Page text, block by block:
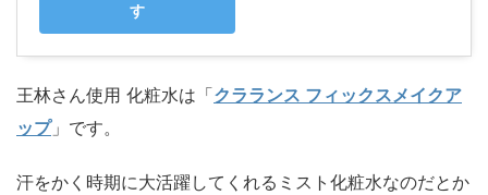
す
王林さん使用 化粧水は「クラランス フィックスメイクア
ップ」です。
汗をかく時期に大活躍してくれるミスト化粧水なのだとか